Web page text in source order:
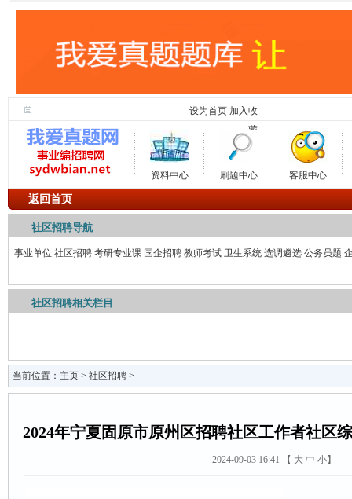
设为首页 加入收
藏
资料中心 刷题中心 客服中心
返回首页
社区招聘导航
事业单位 社区招聘 考研专业课 国企招聘 教师考试 卫生系统 选调遴选 公务员题
社区招聘相关栏目
当前位置： 主页 > 社区招聘 >
2024年宁夏固原市原州区招聘社区工作者社区
2024-09-03 16:41 【 大 中 小】